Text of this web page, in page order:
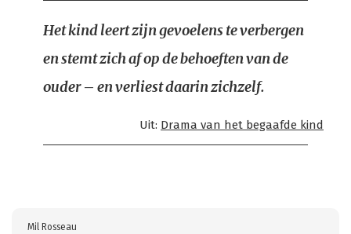
Het kind leert zijn gevoelens te verbergen
en stemt zich af op de behoeften van de
ouder – en verliest daarin zichzelf.
Uit: Drama van het begaafde kind
Mil Rosseau